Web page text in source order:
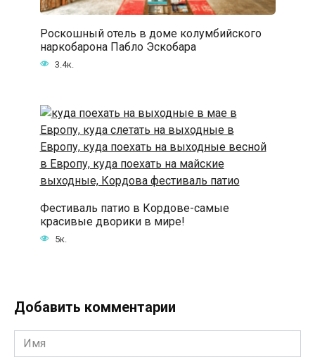
Роскошный отель в доме колумбийского
наркобарона Пабло Эскобара
3.4к.
Фестиваль патио в Кордове-самые
красивые дворики в мире!
5к.
Добавить комментарии
Имя
*